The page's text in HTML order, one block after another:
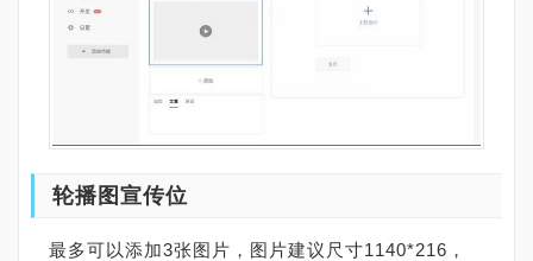
轮播图宣传位
最多可以添加3张图片，图片建议尺寸1140*216，